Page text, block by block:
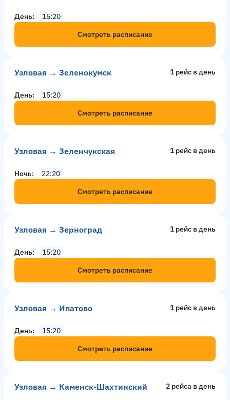
День
15:20
Смотреть расписание
Узловая → Зеленокумск 1 рейс в день
День
15:20
Смотреть расписание
Узловая → Зеленчукская 1 рейс в день
Ночь
22:20
Смотреть расписание
Узловая → Зерноград 1 рейс в день
День
15:20
Смотреть расписание
Узловая → Ипатово 1 рейс в день
День
15:20
Смотреть расписание
Узловая → Каменск-Шахтинский 2 рейсa в день